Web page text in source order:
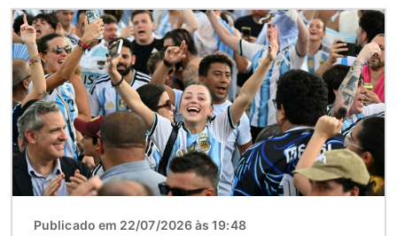
Imagem
Publicado em 22/07/2026 às 19:48